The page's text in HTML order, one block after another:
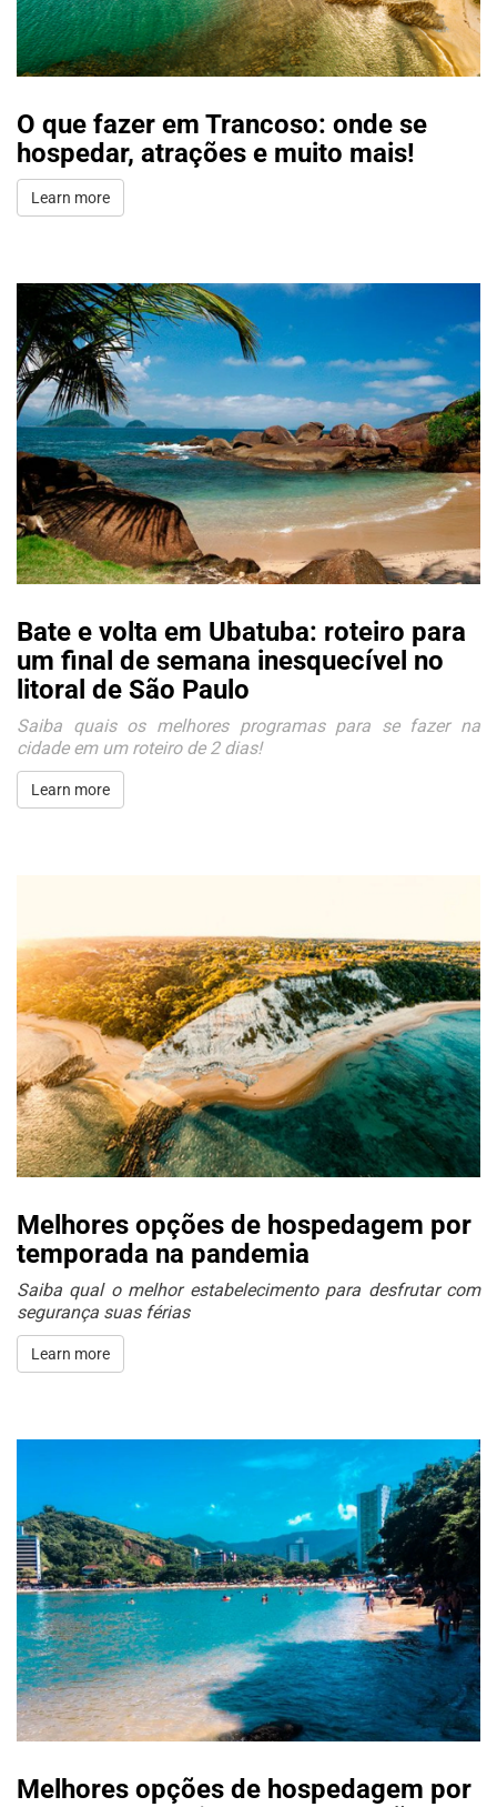
O que fazer em Trancoso: onde se
hospedar, atrações e muito mais!
Learn more
Bate e volta em Ubatuba: roteiro para
um final de semana inesquecível no
litoral de São Paulo
Saiba quais os melhores programas para se fazer na
cidade em um roteiro de 2 dias!
Learn more
Melhores opções de hospedagem por
temporada na pandemia
Saiba qual o melhor estabelecimento para desfrutar com
segurança suas férias
Learn more
Melhores opções de hospedagem por